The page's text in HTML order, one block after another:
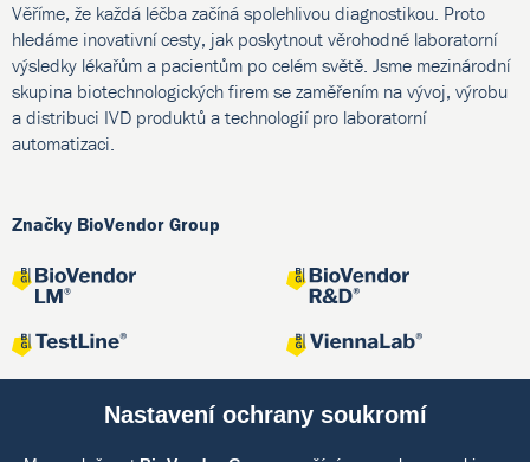
Věříme, že každá léčba začíná spolehlivou diagnostikou. Proto
hledáme inovativní cesty, jak poskytnout věrohodné laboratorní
výsledky lékařům a pacientům po celém světě. Jsme mezinárodní
skupina biotechnologických firem se zaměřením na vývoj, výrobu
a distribuci IVD produktů a technologií pro laboratorní
automatizaci.
Značky BioVendor Group
Nastavení ochrany soukromí